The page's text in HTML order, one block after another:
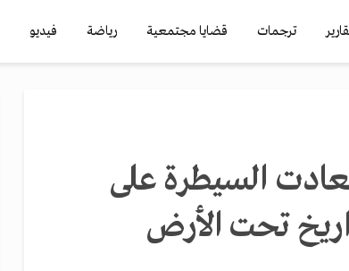
ترجمات قضايا مجتمعية رياضة فيديو
السيطرة على